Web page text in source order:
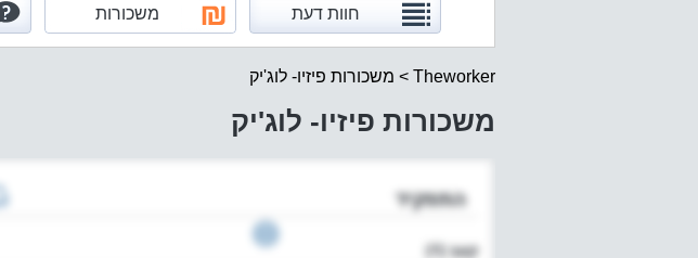
חוות דעת משכורות
Theworker
> משכורות פיזיו- לוג'יק
משכורות פיזיו- לוג'יק